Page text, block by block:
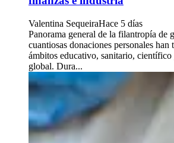
Valentina SequeiraHace 5 días
Panorama general de la filantropía de
cuantiosas donaciones personales han
ámbitos educativo, sanitario, científico
global. Dura...